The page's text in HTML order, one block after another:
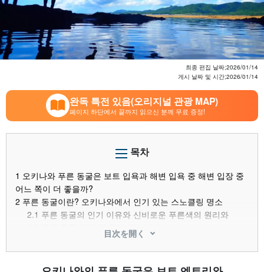
최종 편집 날짜;2026/01/14
게시 날짜 및 시간;2026/01/14
완독 특전 있음(오리지널 관광 MAP)
페이지 하단에서 끝까지 읽으신 분께 무료 증정!
목차
1 오키나와 푸른 동굴은 보트 입욕과 해변 입욕 중 해변 입장 중
어느 쪽이 더 좋을까?
2 푸른 동굴이란? 오키나와에서 인기 있는 스노클링 명소
2.1 푸른 동굴의 인기 이유와 신비로운 푸른색의 원리와
푸른 동굴 위치 및 찾아가는 방법
푸른 동굴에 입장하는 방법은 두 가지가 있다.
3.1①보트 엔트리란?
②비치 엔트리란?
目次を開く